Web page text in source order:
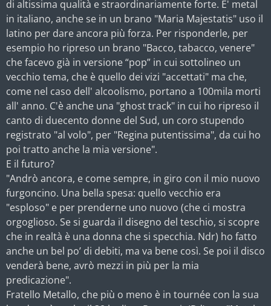
di altissima qualità e straordinariamente forte. E' metal
in italiano, anche se in un brano "Maria Majestatis" uso il
latino per dare ancora più forza. Per risponderle, per
esempio ho ripreso un brano "Bacco, tabacco, venere"
che facevo già in versione “pop” in cui sottolineo un
vecchio tema, che è quello dei vizi "accettati" ma che,
come nel caso dell' alcoolismo, portano a 100mila morti
all' anno. C'è anche una "ghost track" in cui ho ripreso il
canto di duecento donne del Sud, un coro stupendo
registrato "al volo", per "Regina putentissima", da cui ho
poi tratto anche la mia versione".
E il futuro?
"Andrò ancora, e come sempre, in giro con il mio nuovo
furgoncino. Una bella spesa: quello vecchio era
"esploso" e per prenderne uno nuovo (che ci mostra
orgoglioso. Se si guarda il disegno del teschio, si scopre
che in realtà è una donna che si specchia. Ndr) ho fatto
anche un bel po’ di debiti, ma va bene così. Se poi il disco
venderà bene, avrò mezzi in più per la mia
predicazione".
Fratello Metallo, che più o meno è in tournée con la sua